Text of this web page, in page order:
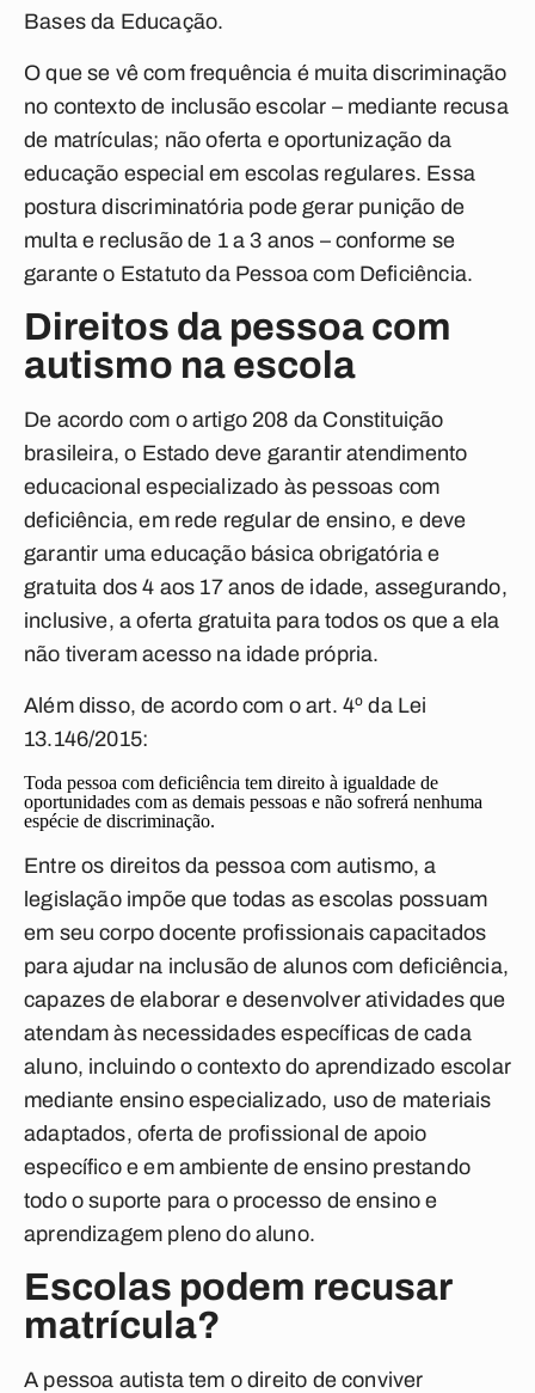
Bases da Educação.
O que se vê com frequência é muita discriminação
no contexto de inclusão escolar – mediante recusa
de matrículas; não oferta e oportunização da
educação especial em escolas regulares. Essa
postura discriminatória pode gerar punição de
multa e reclusão de 1 a 3 anos – conforme se
garante o Estatuto da Pessoa com Deficiência.
Direitos da pessoa com
autismo na escola
De acordo com o artigo 208 da Constituição
brasileira, o Estado deve garantir atendimento
educacional especializado às pessoas com
deficiência, em rede regular de ensino, e deve
garantir uma educação básica obrigatória e
gratuita dos 4 aos 17 anos de idade, assegurando,
inclusive, a oferta gratuita para todos os que a ela
não tiveram acesso na idade própria.
Além disso, de acordo com o art. 4º da Lei
13.146/2015:
Toda pessoa com deficiência tem direito à igualdade de
oportunidades com as demais pessoas e não sofrerá nenhuma
espécie de discriminação.
Entre os direitos da pessoa com autismo, a
legislação impõe que todas as escolas possuam
em seu corpo docente profissionais capacitados
para ajudar na inclusão de alunos com deficiência,
capazes de elaborar e desenvolver atividades que
atendam às necessidades específicas de cada
aluno, incluindo o contexto do aprendizado escolar
mediante ensino especializado, uso de materiais
adaptados, oferta de profissional de apoio
específico e em ambiente de ensino prestando
todo o suporte para o processo de ensino e
aprendizagem pleno do aluno.
Escolas podem recusar
matrícula?
A pessoa autista tem o direito de conviver